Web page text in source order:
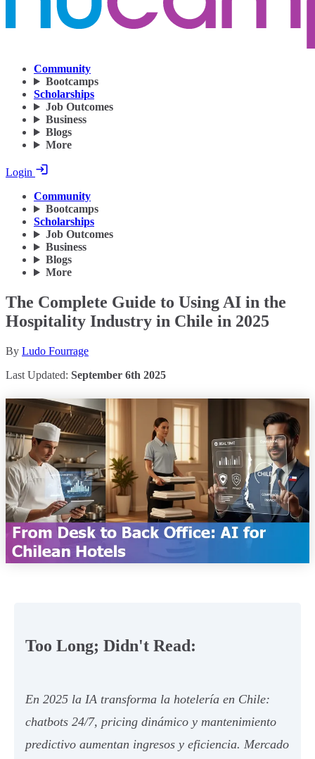
Community
Bootcamps
Scholarships
Job Outcomes
Business
Blogs
More
Login
Community
Bootcamps
Scholarships
Job Outcomes
Business
Blogs
More
The Complete Guide to Using AI in the
Hospitality Industry in Chile in 2025
By Ludo Fourrage
Last Updated: September 6th 2025
Too Long; Didn't Read:
En 2025 la IA transforma la hotelería en Chile:
chatbots 24/7, pricing dinámico y mantenimiento
predictivo aumentan ingresos y eficiencia. Mercado